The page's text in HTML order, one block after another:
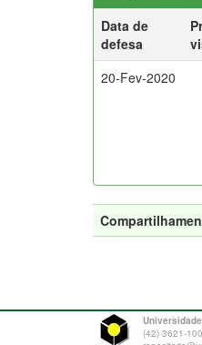
Data de
defesa
20-Fev-2020
(42) 3621-